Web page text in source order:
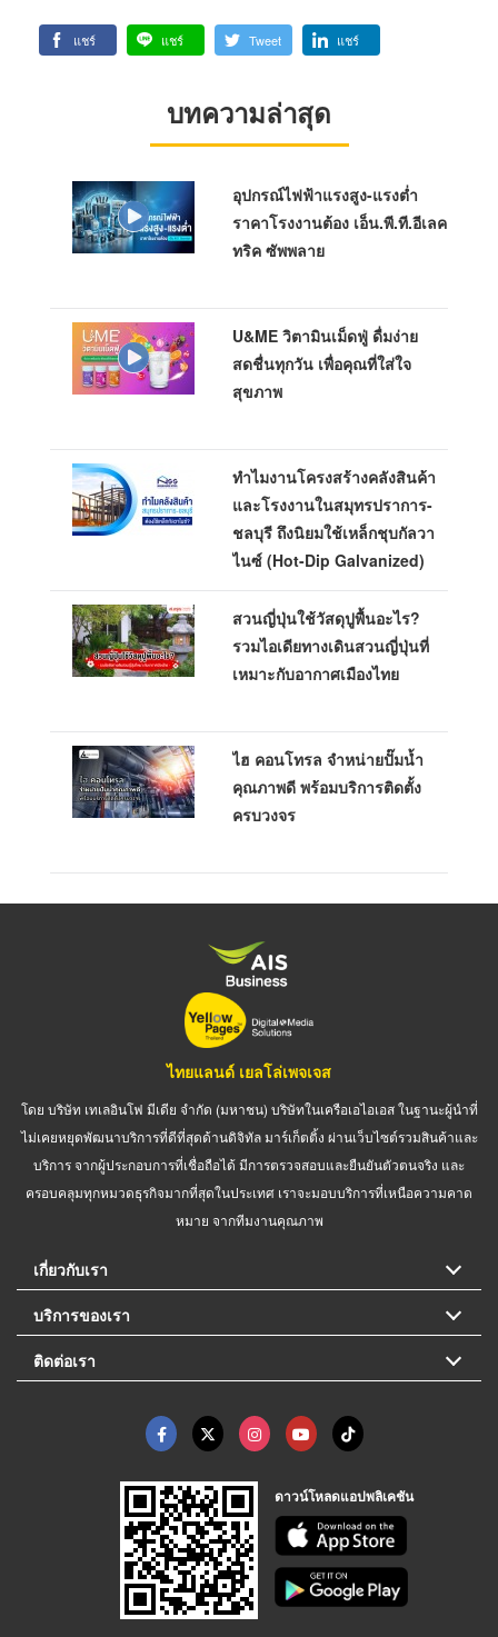
แชร์ แชร์ Tweet แชร์
บทความล่าสุด
อุปกรณ์ไฟฟ้าแรงสูง-แรงต่ำ
ราคาโรงงานต้อง เอ็น.พี.ที.อีเลค
ทริค ซัพพลาย
U&ME วิตามินเม็ดฟู่ ดื่มง่าย
สดชื่นทุกวัน เพื่อคุณที่ใส่ใจ
สุขภาพ
ทำไมงานโครงสร้างคลังสินค้า
และโรงงานในสมุทรปราการ-
ชลบุรี ถึงนิยมใช้เหล็กชุบกัลวา
ไนซ์ (Hot-Dip Galvanized)
สวนญี่ปุ่นใช้วัสดุปูพื้นอะไร?
รวมไอเดียทางเดินสวนญี่ปุ่นที่
เหมาะกับอากาศเมืองไทย
ไฮ คอนโทรล จำหน่ายปั๊มน้ำ
คุณภาพดี พร้อมบริการติดตั้ง
ครบวงจร
ไทยแลนด์ เยลโล่เพจเจส
โดย บริษัท เทเลอินโฟ มีเดีย จำกัด (มหาชน) บริษัทในเครือเอไอเอส ในฐานะผู้นำที่
ไม่เคยหยุดพัฒนาบริการที่ดีที่สุดด้านดิจิทัล มาร์เก็ตติ้ง ผ่านเว็บไซต์รวมสินค้าและ
บริการ จากผู้ประกอบการที่เชื่อถือได้ มีการตรวจสอบและยืนยันตัวตนจริง และ
ครอบคลุมทุกหมวดธุรกิจมากที่สุดในประเทศ เราจะมอบบริการที่เหนือความคาด
หมาย จากทีมงานคุณภาพ
เกี่ยวกับเรา
บริการของเรา
ติดต่อเรา
ดาวน์โหลดแอปพลิเคชัน